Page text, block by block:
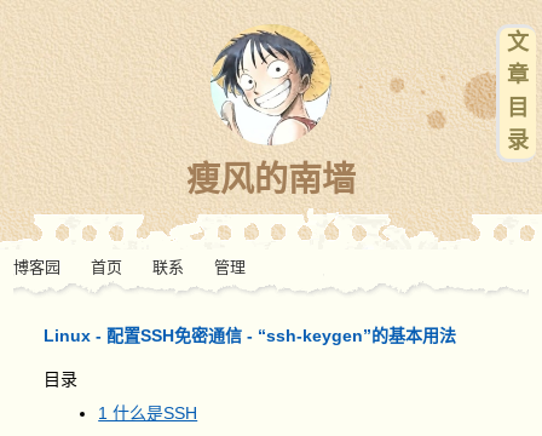
瘦风的南墙
博客园 首页 联系 管理
Linux - 配置SSH免密通信 - “ssh-keygen”的基本用法
目录
1 什么是SSH
文
章
目
录